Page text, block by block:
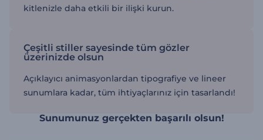
kitlenizle daha etkili bir ilişki kurun.
Çeşitli stiller sayesinde tüm gözler
üzerinizde olsun
Açıklayıcı animasyonlardan tipografiye ve lineer
sunumlara kadar, tüm ihtiyaçlarınız için tasarlandı!
Sunumunuz gerçekten başarılı olsun!